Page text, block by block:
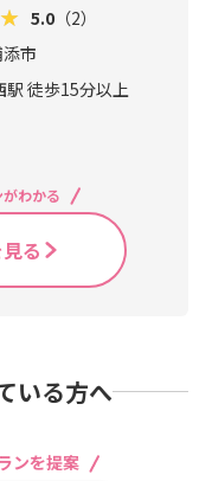
5.0（2）
市
駅 徒歩15分以上
わかる
る
いる方へ
ンを提案